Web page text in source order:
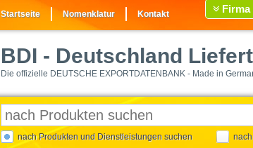
Startseite Nomenklatur Kontakt
BDI - Deutschland Liefert
Die offizielle DEUTSCHE EXPORTDATENBANK - Made in
nach Produkten und Dienstleistungen suchen